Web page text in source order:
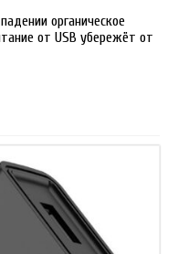
органическое
от USB убережёт от